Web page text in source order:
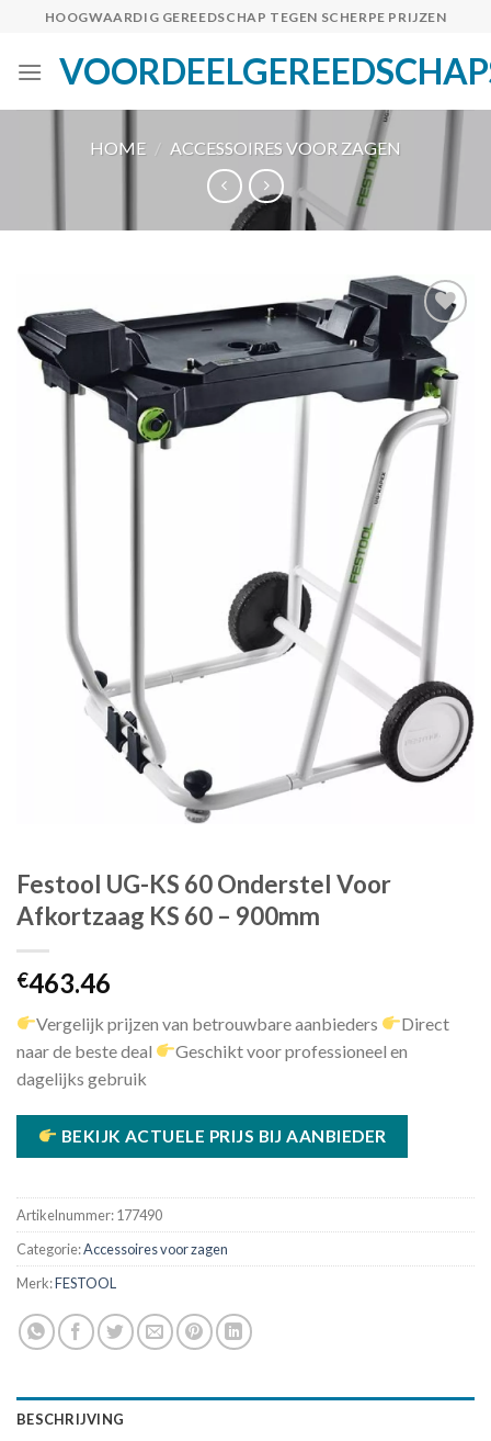
content
HOOGWAARDIG GEREEDSCHAP TEGEN SCHERPE PRIJZEN
HOME / ACCESSOIRES VOOR ZAGEN
Toevoegen
aan
verlanglijst
Festool UG-KS 60 Onderstel Voor
Afkortzaag KS 60 – 900mm
€463.46
Vergelijk prijzen van betrouwbare aanbieders
Direct
naar de beste deal
Geschikt voor professioneel en
dagelijks gebruik
BEKIJK ACTUELE PRIJS BIJ AANBIEDER
Artikelnummer:177490
Categorie:Accessoires voor zagen
Merk:FESTOOL
BESCHRIJVING